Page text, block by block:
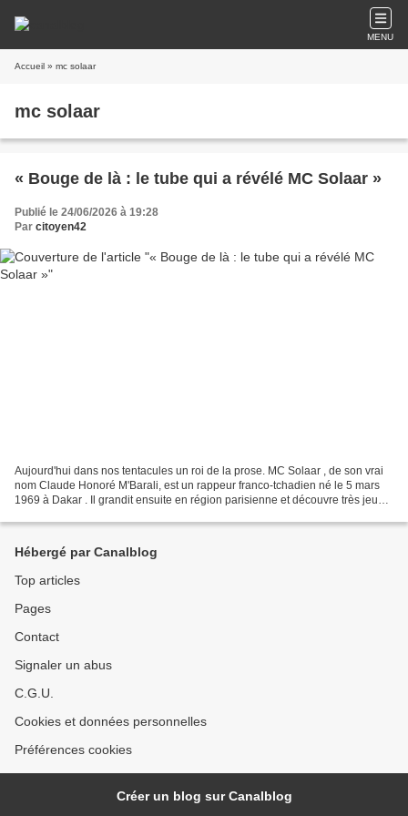
MENU
Accueil » mc solaar
mc solaar
« Bouge de là : le tube qui a révélé MC Solaar »
Publié le 24/06/2026 à 19:28
Par citoyen42
Aujourd'hui dans nos tentacules un roi de la prose. MC Solaar , de son vrai
nom Claude Honoré M'Barali, est un rappeur franco-tchadien né le 5 mars
1969 à Dakar . Il grandit ensuite en région parisienne et découvre très jeune
Hébergé par Canalblog
Top articles
Pages
Contact
Signaler un abus
C.G.U.
Cookies et données personnelles
Préférences cookies
Créer un blog sur Canalblog